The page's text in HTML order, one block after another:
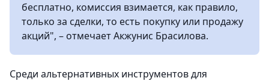
бесплатно, комиссия взимается, как правило,
только за сделки, то есть покупку или продажу
акций", – отмечает Акжунис Брасилова.
Среди альтернативных инструментов для